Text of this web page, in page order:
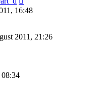
16:48
2011, 21:26